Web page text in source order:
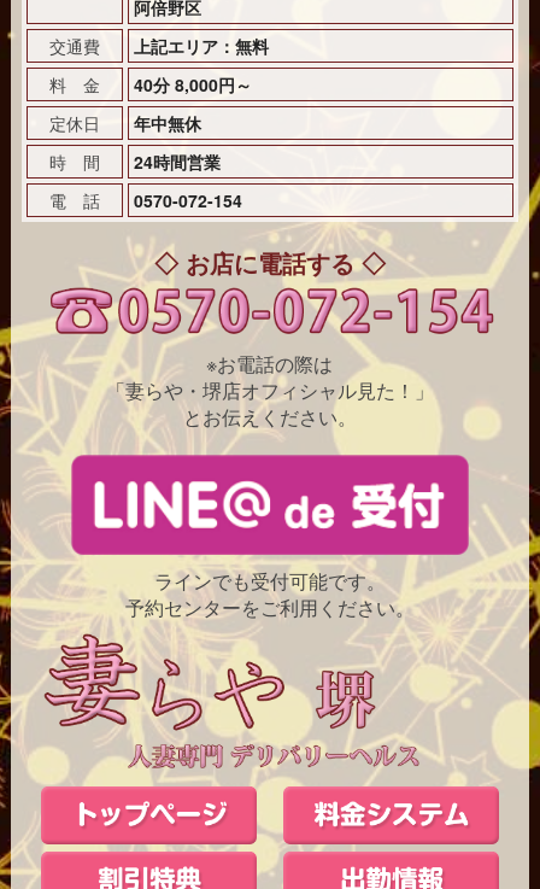
阿倍野区
交通費
上記エリア：無料
料 金
40分 8,000円～
定休日
年中無休
時 間
24時間営業
電 話
0570-072-154
◇ お店に電話する ◇
※お電話の際は
「妻らや・堺店オフィシャル見た！」
とお伝えください。
ラインでも受付可能です。
予約センターをご利用ください。